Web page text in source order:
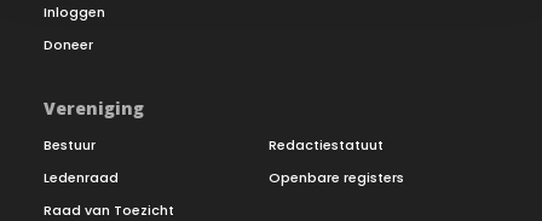
Inloggen
Doneer
Vereniging
Bestuur
Ledenraad
Raad van Toezicht
Redactiestatuut
Openbare registers